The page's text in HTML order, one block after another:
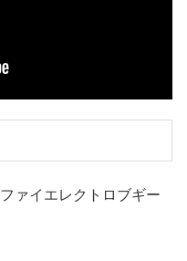
ァイエレクトロブギー